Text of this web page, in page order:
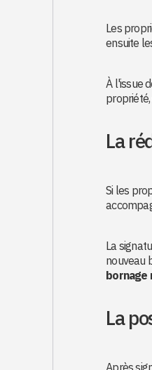
Les
ensuite
À l'issue
La
Si les
La
nouveau
bornage
La